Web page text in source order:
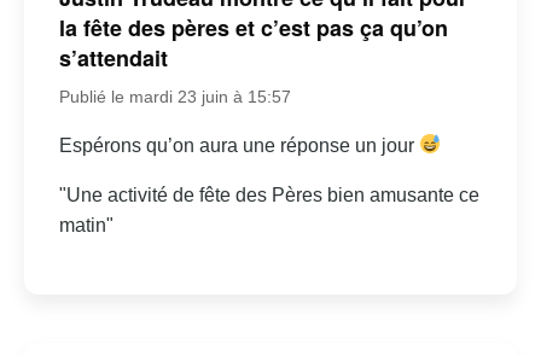
la fête des pères et c’est pas ça qu’on
s’attendait
Publié le mardi 23 juin à 15:57
Espérons qu’on aura une réponse un jour
"Une activité de fête des Pères bien amusante ce
matin"